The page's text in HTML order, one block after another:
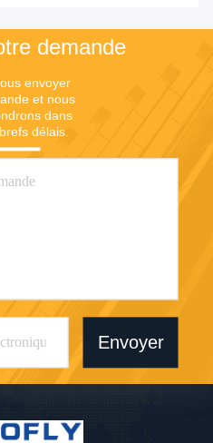
demande
envoyer
et nous
dans
délais.
Envoyer